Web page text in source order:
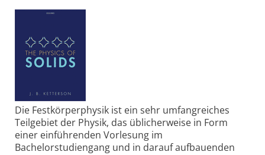
Die Festkörperphysik ist ein sehr umfangreiches
Teilgebiet der Physik, das üblicherweise in Form
einer einführenden Vorlesung im
Bachelorstudiengang und in darauf aufbauenden